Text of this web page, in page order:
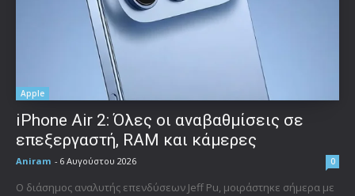
Apple
iPhone Air 2: Όλες οι αναβαθμίσεις σε
επεξεργαστή, RAM και κάμερες
Aniram - 6 Αυγούστου 2026 0
Ο διάσημος αναλυτής επενδύσεων Jeff Pu, μοιράστηκε σήμερα με